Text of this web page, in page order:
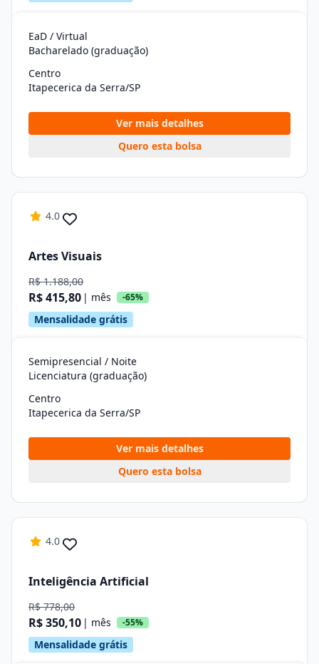
EaD / Virtual
Bacharelado (graduação)
Centro
Itapecerica da Serra/SP
Ver mais detalhes
Quero esta bolsa
4.0
Artes Visuais
R$ 1.188,00
R$ 415,80 | mês -65%
Mensalidade grátis
Semipresencial / Noite
Licenciatura (graduação)
Centro
Itapecerica da Serra/SP
Ver mais detalhes
Quero esta bolsa
4.0
Inteligência Artificial
R$ 778,00
R$ 350,10 | mês -55%
Mensalidade grátis